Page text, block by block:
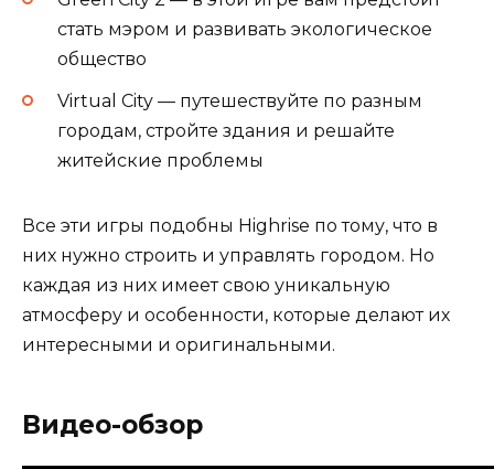
стать мэром и развивать экологическое
общество
Virtual City — путешествуйте по разным
городам, стройте здания и решайте
житейские проблемы
Все эти игры подобны Highrise по тому, что в
них нужно строить и управлять городом. Но
каждая из них имеет свою уникальную
атмосферу и особенности, которые делают их
интересными и оригинальными.
Видео-обзор